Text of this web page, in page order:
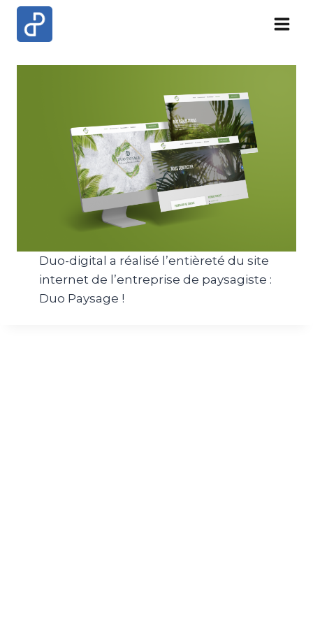
Skip
content
Duo-digital a réalisé l’entièreté du site
internet de l’entreprise de paysagiste :
Duo Paysage !